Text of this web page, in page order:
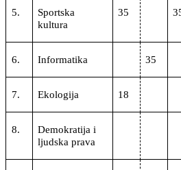
5.
Sportska
kultura
35
6. Informatika 35
7. Ekologija 18
8.
Demokratija i
ljudska prava